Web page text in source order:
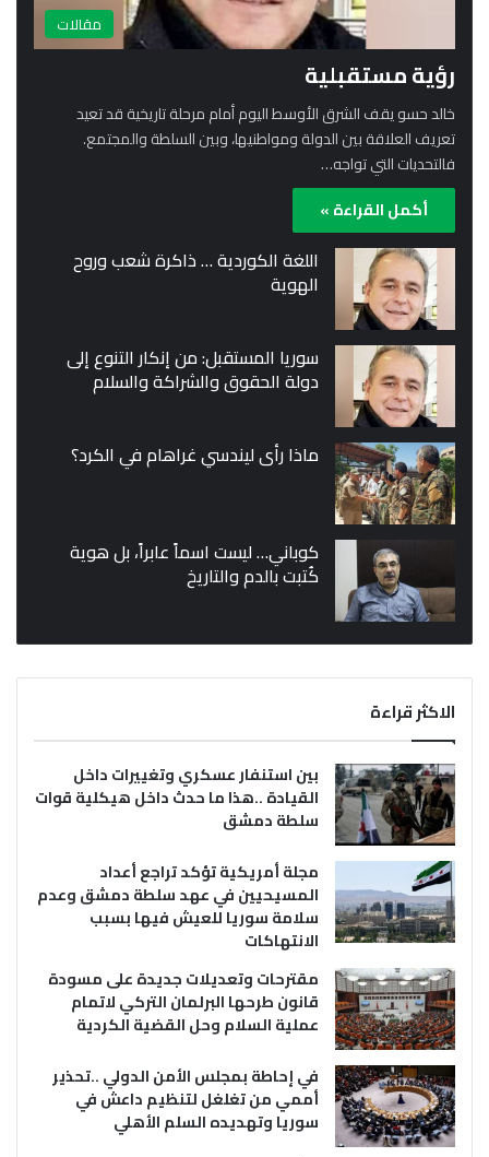
مقالات
رؤية مستقبلية
خالد حسو يقف الشرق الأوسط اليوم أمام مرحلة تاريخية قد تعيد
تعريف العلاقة بين الدولة ومواطنيها، وبين السلطة والمجتمع.
فالتحديات التي تواجه…
أكمل القراءة »
اللغة الكوردية … ذاكرة شعب وروح
الهوية
سوريا المستقبل: من إنكار التنوع إلى
دولة الحقوق والشراكة والسلام
ماذا رأى ليندسي غراهام في الكرد؟
كوباني… ليست اسماً عابراً، بل هوية
كُتبت بالدم والتاريخ
الاكثر قراءة
بين استنفار عسكري وتغييرات داخل
القيادة ..هذا ما حدث داخل هيكلية قوات
سلطة دمشق
مجلة أمريكية تؤكد تراجع أعداد
المسيحيين في عهد سلطة دمشق وعدم
سلامة سوريا للعيش فيها بسبب
الانتهاكات
مقترحات وتعديلات جديدة على مسودة
قانون طرحها البرلمان التركي لاتمام
عملية السلام وحل القضية الكردية
في إحاطة بمجلس الأمن الدولي ..تحذير
أممي من تغلغل لتنظيم داعش في
سوريا وتهديده السلم الأهلي